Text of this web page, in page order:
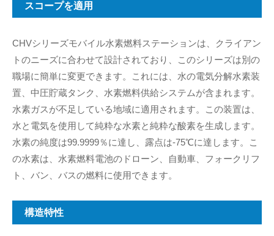
スコープを適用
CHVシリーズモバイル水素燃料ステーションは、クライアン
トのニーズに合わせて設計されており、このシリーズは別の
職場に簡単に変更できます。これには、水の電気分解水素装
置、中圧貯蔵タンク、水素燃料供給システムが含まれます。
水素ガスが不足している地域に適用されます。この装置は、
水と電気を使用して純粋な水素と純粋な酸素を生成します。
水素の純度は99.9999％に達し、露点は-75℃に達します。こ
の水素は、水素燃料電池のドローン、自動車、フォークリフ
ト、バン、バスの燃料に使用できます。
構造特性